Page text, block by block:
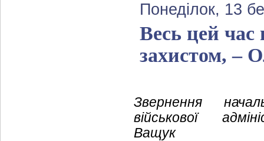
Понеділок, 13
Весь цей час
захистом, –
Звернення
військової
Ващук